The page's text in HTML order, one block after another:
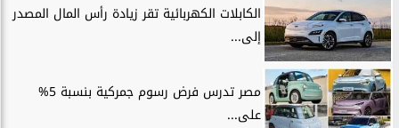
الكابلات الكهربائية تقر زيادة رأس المال المصدر
إلى...
مصر تدرس فرض رسوم جمركية بنسبة 5%
على...